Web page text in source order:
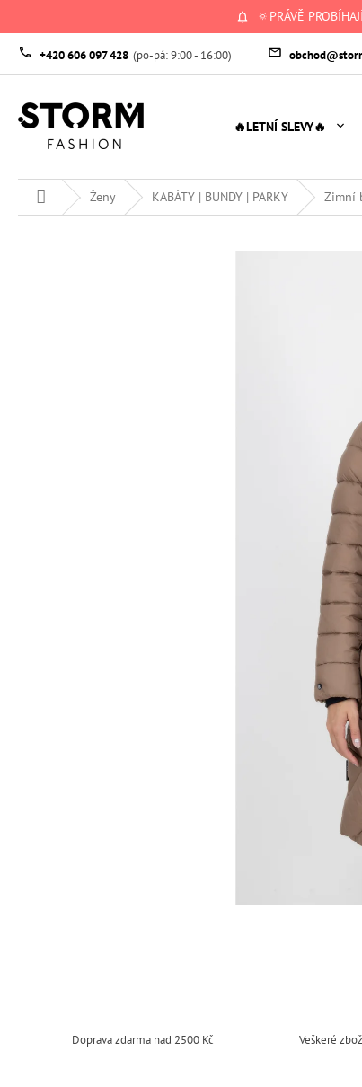
🔅PRÁVĚ
+420 606 097 428
🔥LETNÍ SLEVY🔥
Domů Ženy KABÁTY | BUNDY | PARKY Zimní
Doprava zdarma nad 2500 Kč Veškeré